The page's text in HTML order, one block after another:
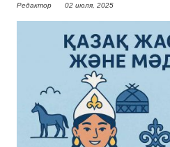
Редактор 02 июля, 2025